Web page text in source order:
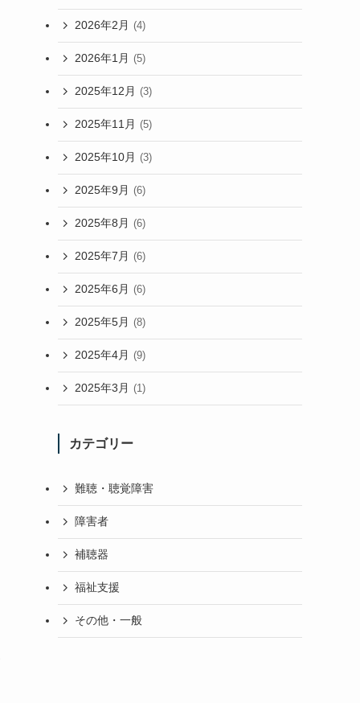
2026年2月 (4)
2026年1月 (5)
2025年12月 (3)
2025年11月 (5)
2025年10月 (3)
2025年9月 (6)
2025年8月 (6)
2025年7月 (6)
2025年6月 (6)
2025年5月 (8)
2025年4月 (9)
2025年3月 (1)
カテゴリー
難聴・聴覚障害
障害者
補聴器
福祉支援
その他・一般